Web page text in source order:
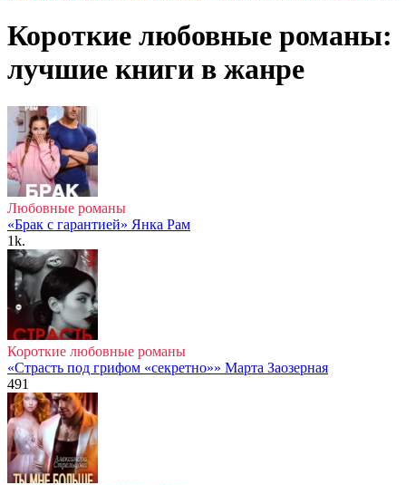
Короткие любовные романы:
лучшие книги в жанре
Любовные романы
«Брак с гарантией» Янка Рам
1k.
Короткие любовные романы
«Страсть под грифом «секретно»» Марта Заозерная
491